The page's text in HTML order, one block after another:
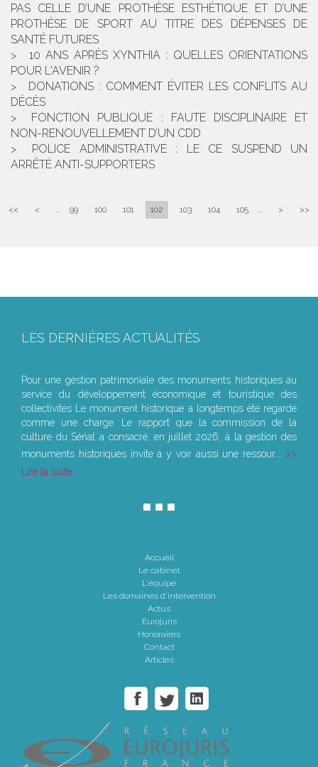
PAS CELLE D’UNE PROTHÈSE ESTHÉTIQUE ET D’UNE
PROTHÈSE DE SPORT AU TITRE DES DÉPENSES DE
SANTÉ FUTURES
10 ANS APRÈS XYNTHIA : QUELLES ORIENTATIONS
POUR L'AVENIR ?
DONATIONS : COMMENT ÉVITER LES CONFLITS AU
DÉCÈS
FONCTION PUBLIQUE : FAUTE DISCIPLINAIRE ET
NON-RENOUVELLEMENT D’UN CDD
POLICE ADMINISTRATIVE : LE CE SUSPEND UN
ARRÊTÉ ANTI-SUPPORTERS
<< < ... 99 100 101 102 103 104 105 ... > >>
LES DERNIÈRES ACTUALITÉS
Pour une gestion patrimoniale des monuments historiques au
service du développement économique et touristique des
collectivités Le monument historique a longtemps été regardé
comme une charge. Le rapport que la commission de la
culture du Sénat a consacré, en juillet 2026, à la gestion des
monuments historiques invite à y voir aussi une ressour...
Lire la suite
Accueil
Le cabinet
L'équipe
Les domaines d'intervention
Actus
Eurojuris
Honoraires
Contact
Articles